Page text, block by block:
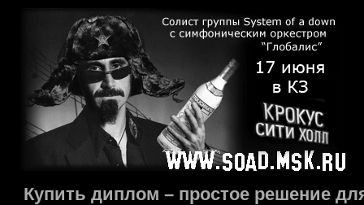
Купить диплом – простое решение